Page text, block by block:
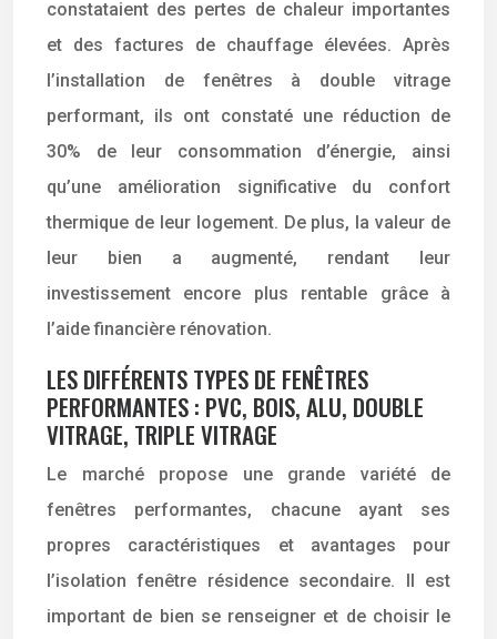
constataient des pertes de chaleur importantes
et des factures de chauffage élevées. Après
l’installation de fenêtres à double vitrage
performant, ils ont constaté une réduction de
30% de leur consommation d’énergie, ainsi
qu’une amélioration significative du confort
thermique de leur logement. De plus, la valeur de
leur bien a augmenté, rendant leur
investissement encore plus rentable grâce à
l’aide financière rénovation.
LES DIFFÉRENTS TYPES DE FENÊTRES
PERFORMANTES : PVC, BOIS, ALU, DOUBLE
VITRAGE, TRIPLE VITRAGE
Le marché propose une grande variété de
fenêtres performantes, chacune ayant ses
propres caractéristiques et avantages pour
l’isolation fenêtre résidence secondaire. Il est
important de bien se renseigner et de choisir le